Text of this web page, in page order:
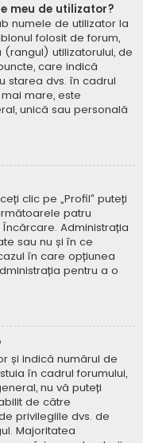
meu de utilizator?
numele de utilizator la
folosit de forum,
utilizatorului, de
care indică
starea dvs. în cadrul
mare, este
unică sau personală
clic pe „Profil” puteți
patru
Administrația
sau nu și în ce
în care opțiunea
pentru a o
și indică numărul de
în cadrul forumului,
nu vă puteți
de către
privilegiile dvs. de
Majoritatea